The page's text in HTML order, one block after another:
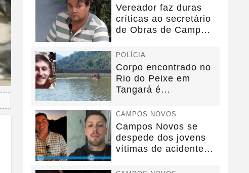
Vereador faz duras
críticas ao secretário
de Obras de Campos
POLÍCIA
Corpo encontrado no
Rio do Peixe em
Tangará é
CAMPOS NOVOS
Campos Novos se
despede dos jovens
vítimas de acidente